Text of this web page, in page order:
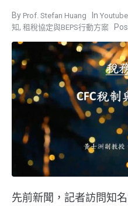
Prof. Stefan Huang Youtube
知, 租稅協定與BEPS行動方案
先前新聞，記者訪問知